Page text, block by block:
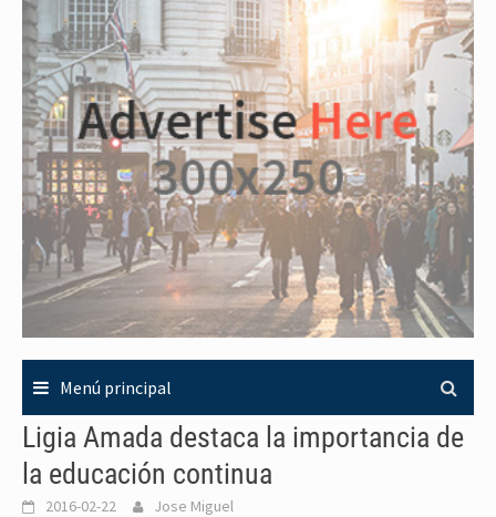
Menú principal
Ligia Amada destaca la importancia de
la educación continua
2016-02-22 Jose Miguel